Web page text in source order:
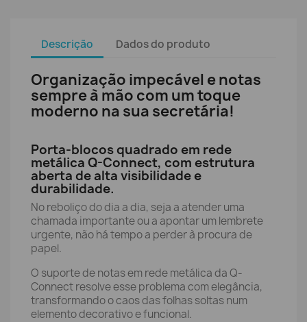
Descrição Dados do produto
Organização impecável e notas
sempre à mão com um toque
moderno na sua secretária!
Porta-blocos quadrado em rede
metálica Q-Connect, com estrutura
aberta de alta visibilidade e
durabilidade.
No reboliço do dia a dia, seja a atender uma
chamada importante ou a apontar um lembrete
urgente, não há tempo a perder à procura de
papel.
O suporte de notas em rede metálica da Q-
Connect resolve esse problema com elegância,
transformando o caos das folhas soltas num
elemento decorativo e funcional.